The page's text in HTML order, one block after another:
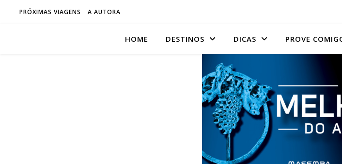
PRÓXIMAS VIAGENS A AUTORA
HOME DESTINOS DICAS PROVE